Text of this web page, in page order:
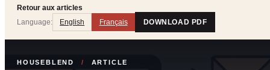
Retour aux articles
Language: English Français DOWNLOAD PDF
HOUSEBLEND / ARTICLE